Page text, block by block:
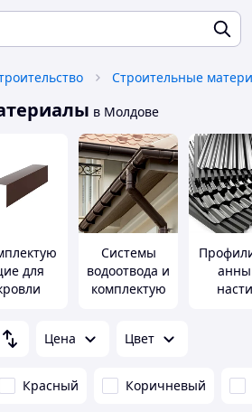
Строительные
в Молдове
для
Системы
водоотвода и
комплектую
Цена Цвет
Красный Коричневый